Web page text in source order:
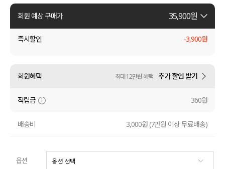
셔츠
원피스
액티브
아우터
코디템
회원 예상 구매가 35,900원
즉시할인 -3,900원
회원혜택 최대 12만원 혜택 추가 할인 받기
적립금 360원
배송비 3,000원 (7만원 이상 무료배송)
옵션